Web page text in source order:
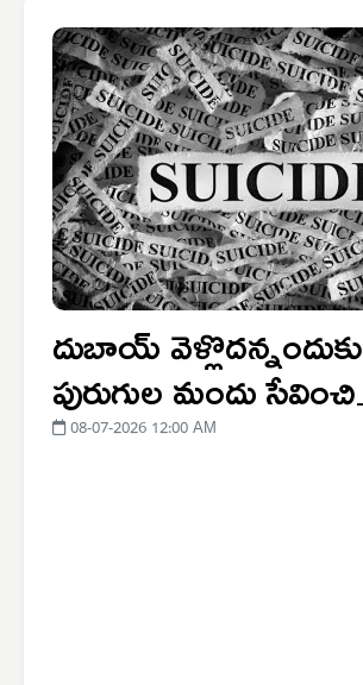
దుబాయ్ వెళ్లొదన్నందుకు
పురుగుల మందు సేవించి
ఆత్మహత్య
08-07-2026 12:00 AM